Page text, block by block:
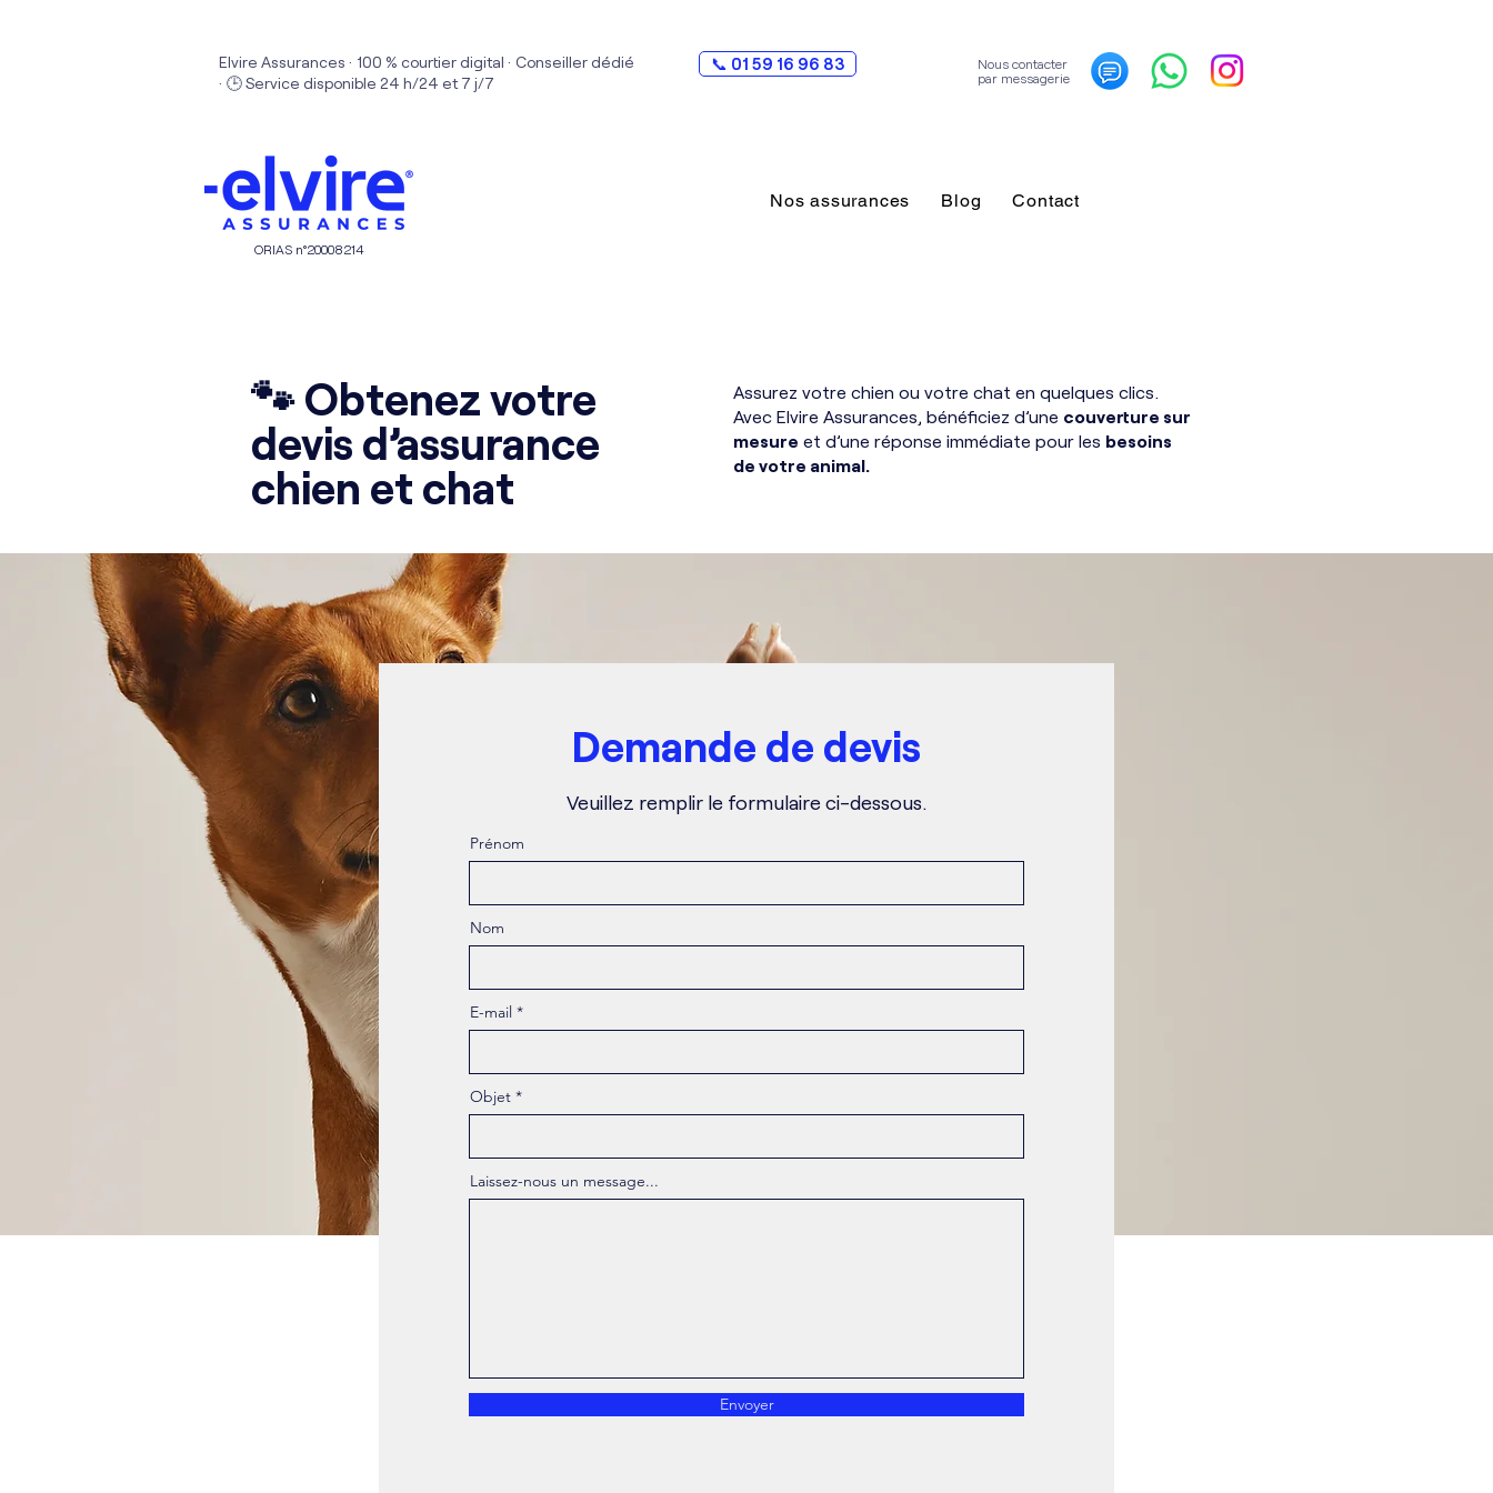
Elvire Assurances · 100 % courtier digital · Conseiller dédié
· 🕒 Service disponible 24 h/24 et 7 j/7
📞 01 59 16 96 83
Nous contacter
par messagerie
Nos assurances Blog Contact
ORIAS n°20008214
🐾 Obtenez votre
devis d’assurance
chien et chat
Assurez votre chien ou votre chat en quelques clics.
Avec Elvire Assurances, bénéficiez d’une couverture sur
mesure et d’une réponse immédiate pour les besoins
de votre animal.
Demande de devis
Veuillez remplir le formulaire ci-dessous.
Prénom
Nom
E-mail
Objet
Laissez-nous un message...
Envoyer